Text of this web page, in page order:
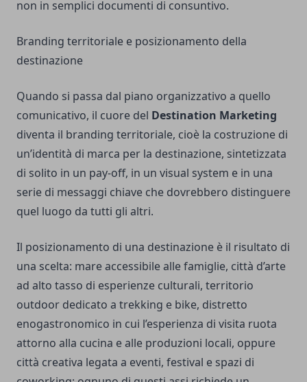
non in semplici documenti di consuntivo.
Branding territoriale e posizionamento della
destinazione
Quando si passa dal piano organizzativo a quello
comunicativo, il cuore del Destination Marketing
diventa il branding territoriale, cioè la costruzione di
un’identità di marca per la destinazione, sintetizzata
di solito in un pay-off, in un visual system e in una
serie di messaggi chiave che dovrebbero distinguere
quel luogo da tutti gli altri.
Il posizionamento di una destinazione è il risultato di
una scelta: mare accessibile alle famiglie, città d’arte
ad alto tasso di esperienze culturali, territorio
outdoor dedicato a trekking e bike, distretto
enogastronomico in cui l’esperienza di visita ruota
attorno alla cucina e alle produzioni locali, oppure
città creativa legata a eventi, festival e spazi di